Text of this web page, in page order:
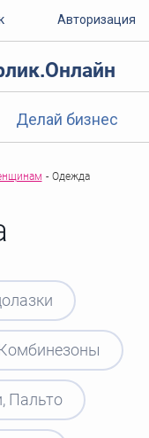
Авторизация
Делай бизнес
- Одежда
Пальто